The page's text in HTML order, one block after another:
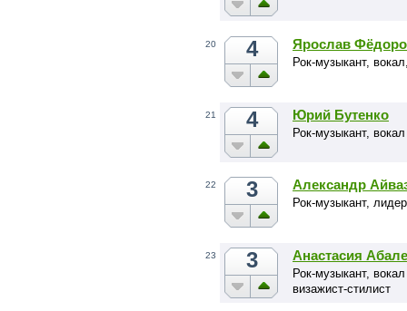
20 4 Ярослав
Рок-музыкант,
21 4 Юрий Бутенко
Рок-музыкант,
22 3 Александр
Рок-музыкант,
23 3 Анастасия
Рок-музыкант,
визажист-стилист